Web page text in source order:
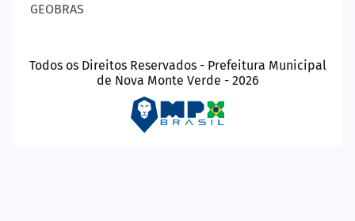
GEOBRAS
Todos os Direitos Reservados - Prefeitura Municipal
de Nova Monte Verde - 2026